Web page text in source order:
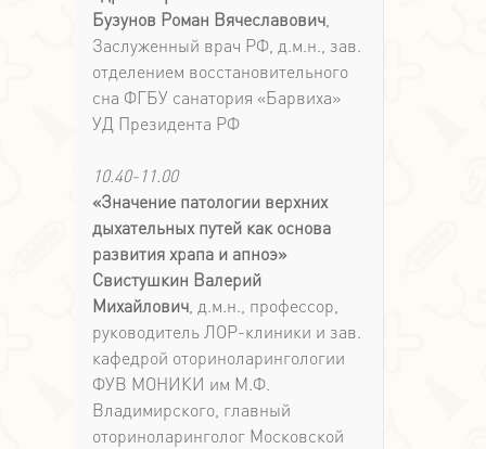
Бузунов Роман Вячеславович,
Заслуженный врач РФ, д.м.н., зав.
отделением восстановительного
сна ФГБУ санатория «Барвиха»
УД Президента РФ
10.40-11.00
«Значение патологии верхних
дыхательных путей как основа
развития храпа и апноэ»
Свистушкин Валерий
Михайлович, д.м.н., профессор,
руководитель ЛОР-клиники и зав.
кафедрой оториноларингологии
ФУВ МОНИКИ им М.Ф.
Владимирского, главный
оториноларинголог Московской